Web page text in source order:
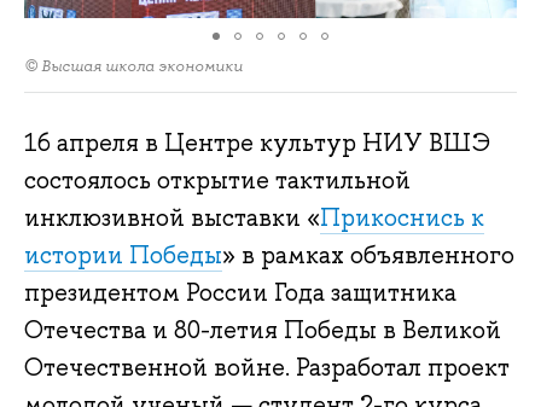
© Высшая школа экономики
16 апреля в Центре культур НИУ ВШЭ
состоялось открытие тактильной
инклюзивной выставки «Прикоснись к
истории Победы» в рамках объявленного
президентом России Года защитника
Отечества и 80-летия Победы в Великой
Отечественной войне. Разработал проект